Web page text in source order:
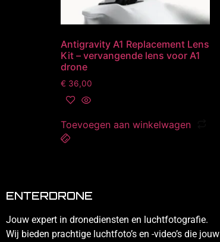
Antigravity A1 Replacement Lens
Kit – vervangende lens voor A1
drone
€ 36,00
Toevoegen aan winkelwagen
ENTERDRONE
Jouw expert in dronediensten en luchtfotografie.
Wij bieden prachtige luchtfoto’s en -video’s die jouw